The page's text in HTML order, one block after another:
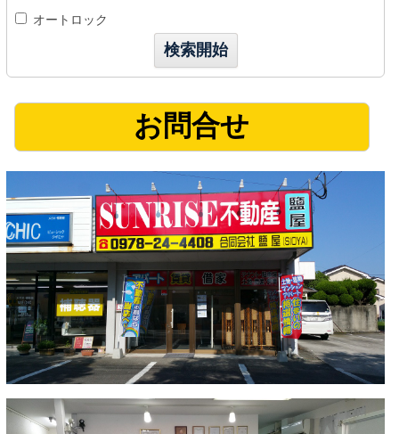
オートロック
お問合せ